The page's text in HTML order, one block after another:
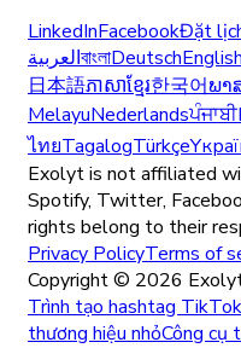
LinkedInFacebookĐặt
العربيةবাংলাDeutschEnglish
日本語ភាសាខ្មែរ한국어ພາ
MelayuNederlandsਪੰਜਾਬੀ
ไทยTagalogTürkçe
Exolyt is not affiliated
Spotify, Twitter,
rights belong to their
Privacy PolicyTerms of
Copyright © 2026
Trình tạo hashtag TikTok
thương hiệu nhỏCông cụ